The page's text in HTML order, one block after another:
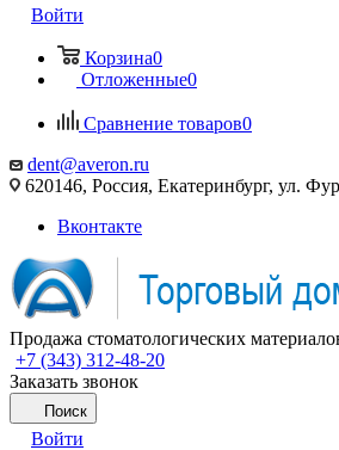
Войти
Корзина0
Отложенные0
Сравнение товаров0
dent@averon.ru
620146, Россия, Екатеринбург, ул.
Вконтакте
Продажа стоматологических
+7 (343) 312-48-20
Заказать звонок
Поиск
Войти